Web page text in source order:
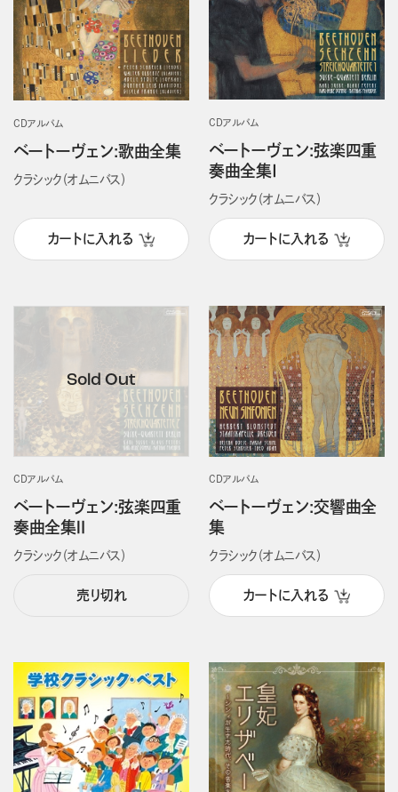
CDアルバム
ベートーヴェン:歌曲全集
クラシック（オムニバス）
カートに入れる
CDアルバム
ベートーヴェン:弦楽四重
奏曲全集Ⅰ
クラシック（オムニバス）
カートに入れる
CDアルバム
ベートーヴェン:弦楽四重
奏曲全集Ⅱ
クラシック（オムニバス）
売り切れ
CDアルバム
ベートーヴェン:交響曲全
集
クラシック（オムニバス）
カートに入れる